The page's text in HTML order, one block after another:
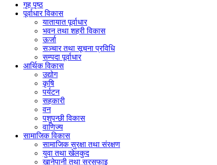
गृह पृष्ठ
पूर्वाधार विकास
यातायात पूर्वाधार
भवन तथा शहरी विकास
ऊर्जा
सञ्चार तथा सूचना प्रविधि
सम्पदा पूर्वाधार
आर्थिक विकास
उद्योग
कृषि
पर्यटन
सहकारी
वन
पशुपन्छी विकास
वाणिज्य
सामाजिक विकास
सामाजिक सुरक्षा तथा संरक्षण
युवा तथा खेलकुद
खानेपानी तथा सरसफाइ